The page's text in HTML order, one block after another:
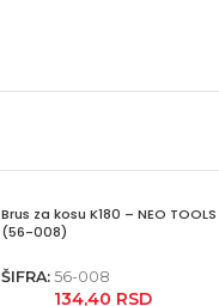
Brus za kosu K180 – NEO TOOLS
(56-008)
ŠIFRA: 56-008
134,40 RSD